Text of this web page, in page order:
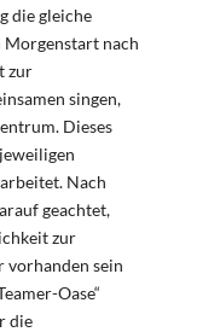
die gleiche
Morgenstart nach
zur
singen,
Dieses
Nach
geachtet,
zur
vorhanden sein
Oase“
die